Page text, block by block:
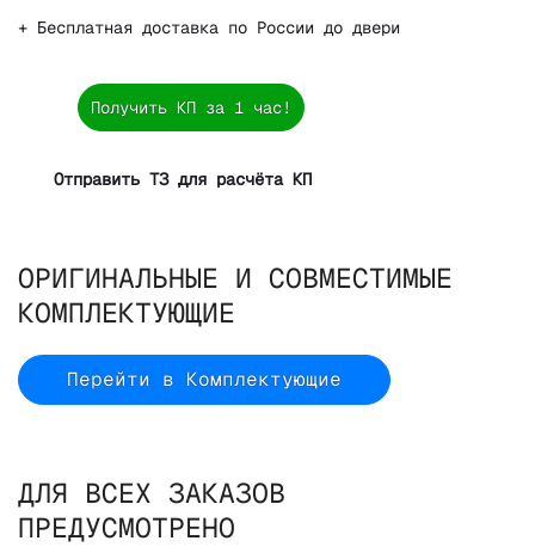
+ Бесплатная доставка по России до двери
Получить КП за 1 час!
Отправить ТЗ для расчёта КП
ОРИГИНАЛЬНЫЕ И СОВМЕСТИМЫЕ
КОМПЛЕКТУЮЩИЕ
Перейти в Комплектующие
ДЛЯ ВСЕХ ЗАКАЗОВ
ПРЕДУСМОТРЕНО